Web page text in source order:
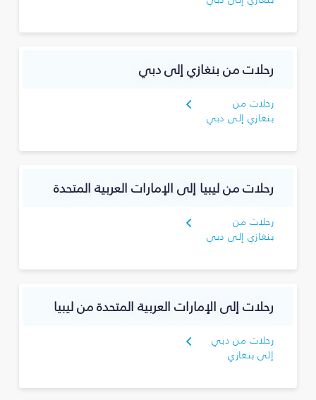
رحلات من بنغازي إلى دبي
رحلات من
بنغازي إلى دبي
رحلات من ليبيا إلى الإمارات العربية المتحدة
رحلات من
بنغازي إلى دبي
رحلات إلى الإمارات العربية المتحدة من ليبيا
رحلات من دبي
إلى بنغازي